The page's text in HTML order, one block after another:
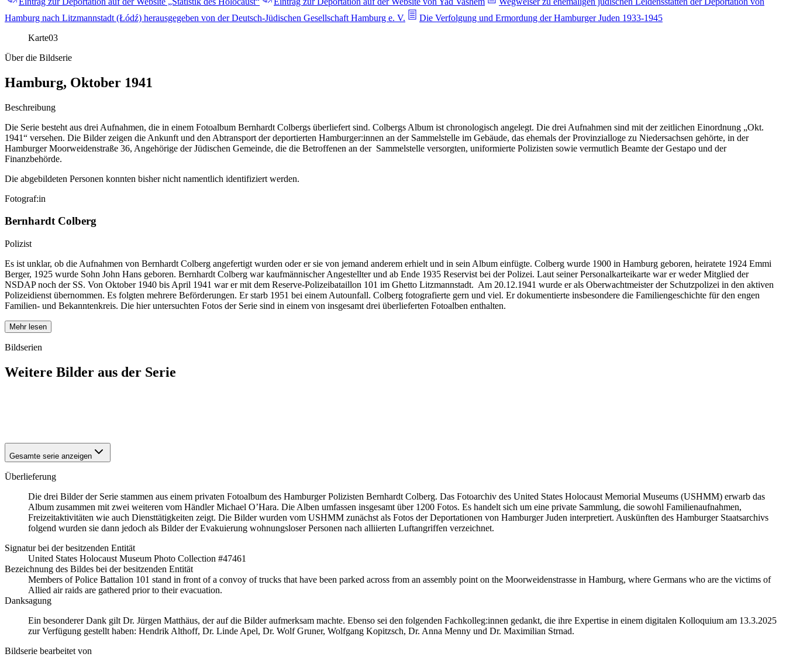
Hamburg nach Litzmannstadt (Łódź) herausgegeben von der Deutsch-Jüdischen Gesellschaft Hamburg e. V.
Die Verfolgung und Ermordung der Hamburger Juden 1933-1945
Karte03
Über die Bildserie
Hamburg, Oktober 1941
Beschreibung
Die Serie besteht aus drei Aufnahmen, die in einem Fotoalbum Bernhardt Colbergs überliefert sind. Colbergs Album ist chronologisch angelegt. Die drei Aufnahmen sind mit der zeitlichen Einordnung „Okt.
1941“ versehen. Die Bilder zeigen die Ankunft und den Abtransport der deportierten Hamburger:innen an der Sammelstelle im Gebäude, das ehemals der Provinzialloge zu Niedersachsen gehörte, in der
Hamburger Moorweidenstraße 36, Angehörige der Jüdischen Gemeinde, die die Betroffenen an der Sammelstelle versorgten, uniformierte Polizisten sowie vermutlich Beamte der Gestapo und der
Finanzbehörde.
Die abgebildeten Personen konnten bisher nicht namentlich identifiziert werden.
Fotograf:in
Bernhardt Colberg
Polizist
Es ist unklar, ob die Aufnahmen von Bernhardt Colberg angefertigt wurden oder er sie von jemand anderem erhielt und in sein Album einfügte. Colberg wurde 1900 in Hamburg geboren, heiratete 1924 Emmi
Berger, 1925 wurde Sohn John Hans geboren. Bernhardt Colberg war kaufmännischer Angestellter und ab Ende 1935 Reservist bei der Polizei. Laut seiner Personalkarteikarte war er weder Mitglied der
NSDAP noch der SS. Von Oktober 1940 bis April 1941 war er mit dem Reserve-Polizeibataillon 101 im Ghetto Litzmannstadt. Am 20.12.1941 wurde er als Oberwachtmeister der Schutzpolizei in den aktiven
Polizeidienst übernommen. Es folgten mehrere Beförderungen. Er starb 1951 bei einem Autounfall. Colberg fotografierte gern und viel. Er dokumentierte insbesondere die Familiengeschichte für den engen
Familien- und Bekanntenkreis. Die hier untersuchten Fotos der Serie sind in einem von insgesamt drei überlieferten Fotoalben enthalten.
Mehr lesen
Bildserien
Weitere Bilder aus der Serie
Gesamte serie anzeigen
Überlieferung
Die drei Bilder der Serie stammen aus einem privaten Fotoalbum des Hamburger Polizisten Bernhardt Colberg. Das Fotoarchiv des United States Holocaust Memorial Museums (USHMM) erwarb das
Album zusammen mit zwei weiteren vom Händler Michael O’Hara. Die Alben umfassen insgesamt über 1200 Fotos. Es handelt sich um eine private Sammlung, die sowohl Familienaufnahmen,
Freizeitaktivitäten wie auch Diensttätigkeiten zeigt. Die Bilder wurden vom USHMM zunächst als Fotos der Deportationen von Hamburger Juden interpretiert. Auskünften des Hamburger Staatsarchivs
folgend wurden sie dann jedoch als Bilder der Evakuierung wohnungsloser Personen nach alliierten Luftangriffen verzeichnet.
Signatur bei der besitzenden Entität
United States Holocaust Museum Photo Collection #47461
Bezeichnung des Bildes bei der besitzenden Entität
Members of Police Battalion 101 stand in front of a convoy of trucks that have been parked across from an assembly point on the Moorweidenstrasse in Hamburg, where Germans who are the victims of
Allied air raids are gathered prior to their evacuation.
Danksagung
Ein besonderer Dank gilt Dr. Jürgen Matthäus, der auf die Bilder aufmerksam machte. Ebenso sei den folgenden Fachkolleg:innen gedankt, die ihre Expertise in einem digitalen Kolloquium am 13.3.2025
zur Verfügung gestellt haben: Hendrik Althoff, Dr. Linde Apel, Dr. Wolf Gruner, Wolfgang Kopitzsch, Dr. Anna Menny und Dr. Maximilian Strnad.
Bildserie bearbeitet von